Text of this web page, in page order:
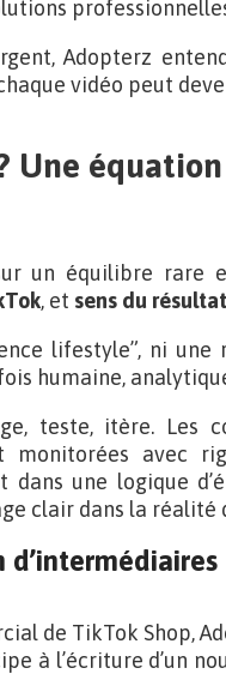
Adopterz
vidéo peut
Une
un équilibre rare
, et sens du résultat
lifestyle”, ni
humaine,
teste, itère. Les
monitorées avec
dans une logique
clair dans la réalité
de TikTok Shop,
à l’écriture d’un